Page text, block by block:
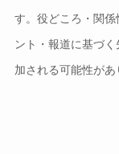
す。役どころ・関
ント・報道に基づ
加される可能性があ